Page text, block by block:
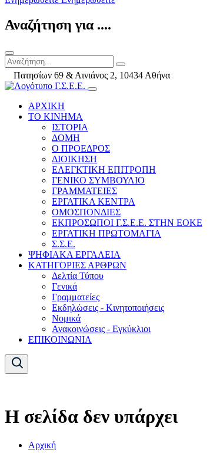
Αναζήτηση για ....
Πατησίων 69 & Αινιάνος 2, 10434 Αθήνα
ΑΡΧΙΚΗ
ΤΟ ΚΙΝΗΜΑ
ΙΣΤΟΡΙΑ
ΔΟΜΗ
Ο ΠΡΟΕΔΡΟΣ
ΔΙΟΙΚΗΣΗ
ΕΛΕΓΚΤΙΚΗ ΕΠΙΤΡΟΠΗ
ΓΕΝΙΚΟ ΣΥΜΒΟΥΛΙΟ
ΓΡΑΜΜΑΤΕΙΕΣ
ΕΡΓΑΤΙΚΑ ΚΕΝΤΡΑ
ΟΜΟΣΠΟΝΔΙΕΣ
ΕΚΠΡΟΣΩΠΟΙ Γ.Σ.Ε.Ε. ΣΤΗΝ ΕΟΚΕ
ΕΡΓΑΤΙΚΗ ΠΡΩΤΟΜΑΓΙΑ
Σ.Σ.Ε.
ΨΗΦΙΑΚΑ ΕΡΓΑΛΕΙΑ
ΚΑΤΗΓΟΡΙΕΣ ΑΡΘΡΩΝ
Δελτία Τύπου
Γενικά
Γραμματείες
Εκδηλώσεις - Κινητοποιήσεις
Νομικά
Ανακοινώσεις - Εγκύκλιοι
ΕΠΙΚΟΙΝΩΝΙΑ
Η σελίδα δεν υπάρχει
Αρχική